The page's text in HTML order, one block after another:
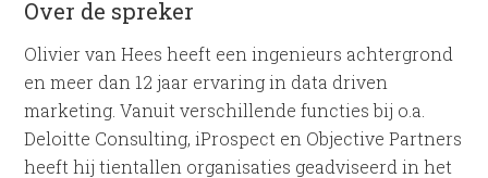
Over de spreker
Olivier van Hees heeft een ingenieurs achtergrond
en meer dan 12 jaar ervaring in data driven
marketing. Vanuit verschillende functies bij o.a.
Deloitte Consulting, iProspect en Objective Partners
heeft hij tientallen organisaties geadviseerd in het